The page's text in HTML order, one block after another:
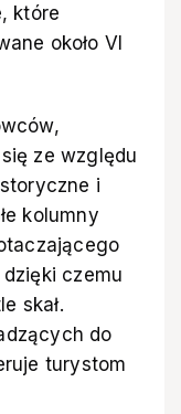
które
około VI
ze względu
i
kolumny
czemu
skał.
do
turystom